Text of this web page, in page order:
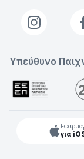
Υπεύθυνο
για